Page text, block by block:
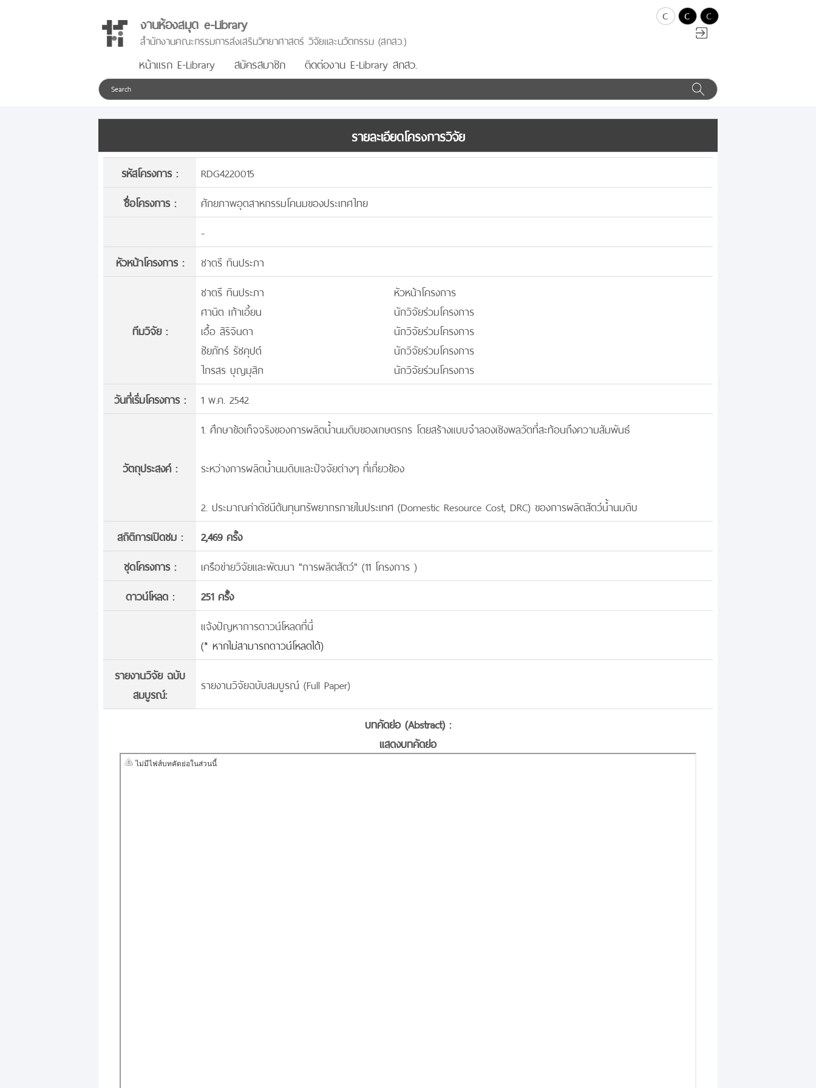
งานห้องสมุด e-Library
สำนักงานคณะกรรมการส่งเสริมวิทยาศาสตร์ วิจัยและนวัตกรรม (สกสว.)
หน้าแรก E-Library สมัครสมาชิก ติดต่องาน E-Library สกสว.
c c c
รายละเอียดโครงการวิจัย
รหัสโครงการ :
RDG4220015
ชื่อโครงการ :
ศักยภาพอุตสาหกรรมโคนมของประเทศไทย
-
หัวหน้าโครงการ :
ชาตรี ทินประภา
ทีมวิจัย :
ชาตรี ทินประภา
หัวหน้าโครงการ
ศานิต เก้าเอี้ยน
นักวิจัยร่วมโครงการ
เอื้อ สิริจินดา
นักวิจัยร่วมโครงการ
ชัยภัทร์ รัชคุปต์
นักวิจัยร่วมโครงการ
ไกรสร บุญมุสิก
นักวิจัยร่วมโครงการ
วันที่เริ่มโครงการ :
1 พ.ค. 2542
วัตถุประสงค์ :
1. ศึกษาข้อเท็จจริงของการผลิตน้ำนมดิบของเกษตรกร โดยสร้างแบบจำลองเชิงพลวัตที่สะท้อนถึงความสัมพันธ์
ระหว่างการผลิตน้ำนมดิบและปัจจัยต่างๆ ที่เกี่ยวข้อง
2. ประมาณค่าดัชนีต้นทุนทรัพยากรภายในประเทศ (Domestic Resource Cost, DRC) ของการผลิตสัตว์น้ำนมดิบ
สถิติการเปิดชม :
2,469 ครั้ง
ชุดโครงการ :
เครือข่ายวิจัยและพัฒนา "การผลิตสัตว์" (11 โครงการ )
ดาวน์โหลด :
251 ครั้้ง
แจ้งปัญหาการดาวน์โหลดที่นี่
(* หากไม่สามารถดาวน์โหลดได้)
รายงานวิจัย ฉบับ
สมบูรณ์:
รายงานวิจัยฉบับสมบูรณ์ (Full Paper)
บทคัดย่อ (Abstract) :
แสดงบทคัดย่อ